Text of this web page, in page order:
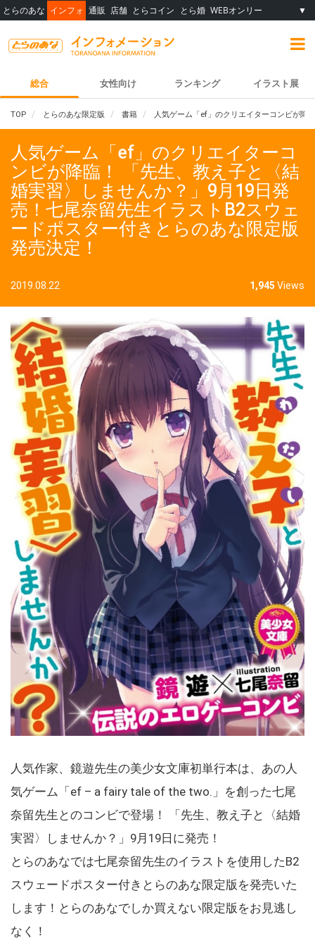
とらのあな インフォ 通販 店舗 とらコイン とら婚 WEBオンリー ▼
総合 女性向け ランキング イラスト展
TOP とらのあな限定版 書籍 人気ゲーム「ef」のクリエイターコンビが降
人気ゲーム「ef」のクリエイターコ
ンビが降臨！ 「先生、教え子と〈結
婚実習〉しませんか？」9月19日発
売！七尾奈留先生イラストB2スウェ
ードポスター付きとらのあな限定版
発売決定！
2019.08.22 1,945 Views
人気作家、鏡遊先生の美少女文庫初単行本は、あの人
気ゲーム「ef – a fairy tale of the two.」を創った七尾
奈留先生とのコンビで登場！ 「先生、教え子と〈結婚
実習〉しませんか？」9月19日に発売！
とらのあなでは七尾奈留先生のイラストを使用したB2
スウェードポスター付きとらのあな限定版を発売いた
します！とらのあなでしか買えない限定版をお見逃し
なく！